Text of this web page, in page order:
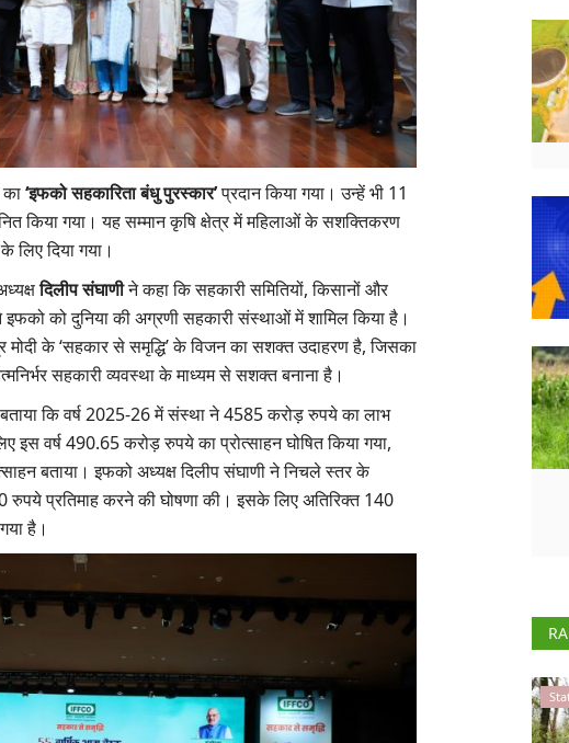
का‘इफको सहकारिता बंधु पुरस्कार’प्रदान किया गया। उन्हें भी 11
किया गया। यह सम्मान कृषि क्षेत्र में महिलाओं के सशक्तिकरण
दिया गया।
दिलीप संघाणीने कहा कि सहकारी समितियों, किसानों और
इफको को दुनिया की अग्रणी सहकारी संस्थाओं में शामिल किया है।
मोदी के ‘सहकार से समृद्धि’ के विजन का सशक्त उदाहरण है, जिसका
सहकारी व्यवस्था के माध्यम से सशक्त बनाना है।
कि वर्ष 2025-26 में संस्था ने 4585 करोड़ रुपये का लाभ
इस वर्ष 490.65 करोड़ रुपये का प्रोत्साहन घोषित किया गया,
बताया। इफको अध्यक्ष दिलीप संघाणी ने निचले स्तर के
रुपये प्रतिमाह करने की घोषणा की। इसके लिए अतिरिक्त 140
है।
States